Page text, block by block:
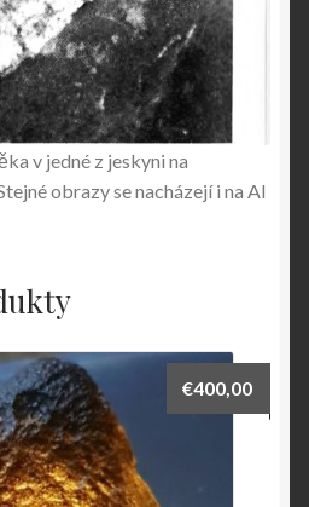
v jedné z jeskyni na
obrazy se nacházejí i na AI
€400,00